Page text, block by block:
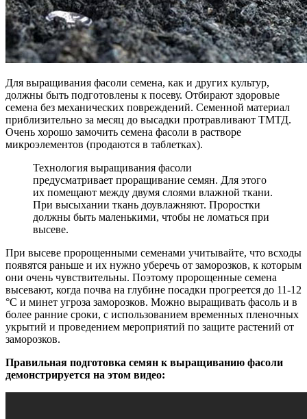
Для выращивания фасоли семена, как и других культур,
должны быть подготовлены к посеву. Отбирают здоровые
семена без механических повреждений. Семенной материал
приблизительно за месяц до высадки протравливают ТМТД.
Очень хорошо замочить семена фасоли в растворе
микроэлементов (продаются в таблетках).
Технология выращивания фасоли
предусматривает проращивание семян. Для этого
их помещают между двумя слоями влажной ткани.
При высыхании ткань доувлажняют. Проростки
должны быть маленькими, чтобы не ломаться при
высеве.
При высеве пророщенными семенами учитывайте, что всходы
появятся раньше и их нужно уберечь от заморозков, к которым
они очень чувствительны. Поэтому пророщенные семена
высевают, когда почва на глубине посадки прогреется до 11-12
°С и минет угроза заморозков. Можно выращивать фасоль и в
более ранние сроки, с использованием временных пленочных
укрытий и проведением мероприятий по защите растений от
заморозков.
Правильная подготовка семян к выращиванию фасоли
демонстрируется на этом видео: